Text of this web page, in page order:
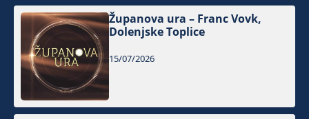
Županova ura – Franc Vovk,
Dolenjske Toplice
15/07/2026